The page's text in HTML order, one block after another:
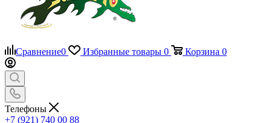
Сравнение0 Избранные товары 0 Корзина 0
Телефоны
+7 (921) 740 00 88